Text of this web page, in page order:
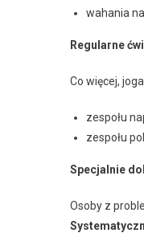
wahania
Regularne
Co więcej,
zespołu
zespołu
Specjalnie
Osoby z